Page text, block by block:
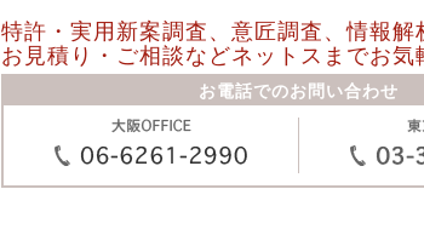
特許・実用新案調査、意匠調査、情報解
お見積り・ご相談などネットスまでお気
お電話でのお問い合わせ